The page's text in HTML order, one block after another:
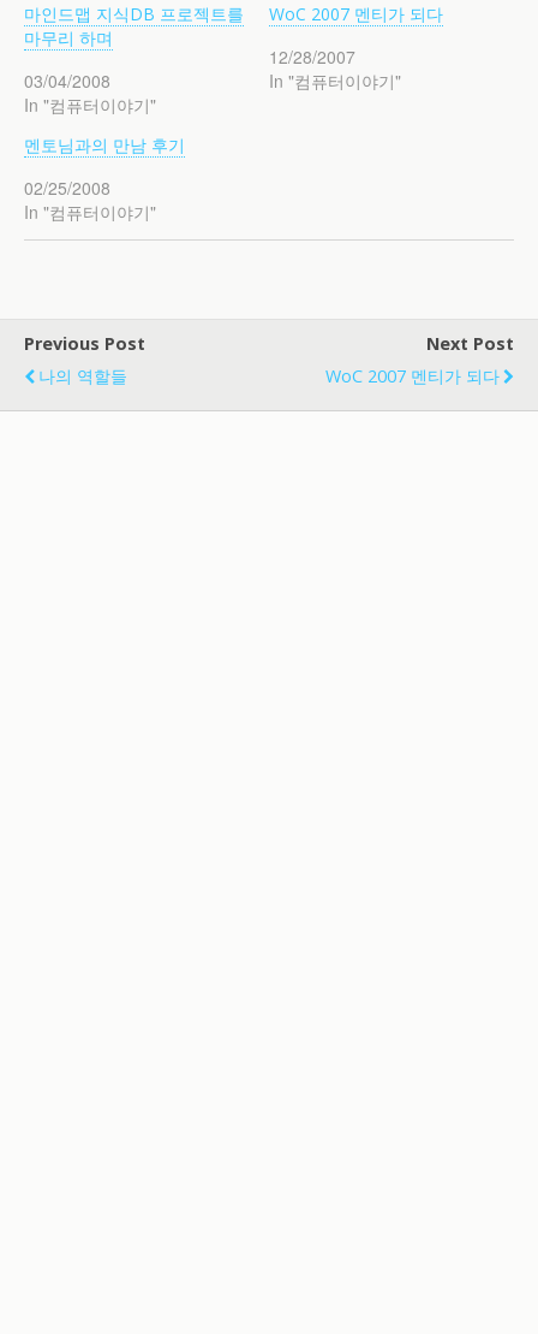
마인드맵 지식DB 프로젝트를
마무리 하며
03/04/2008
In "컴퓨터이야기"
WoC 2007 멘티가 되다
12/28/2007
In "컴퓨터이야기"
멘토님과의 만남 후기
02/25/2008
In "컴퓨터이야기"
Previous Post
나의 역할들
Next Post
WoC 2007 멘티가 되다